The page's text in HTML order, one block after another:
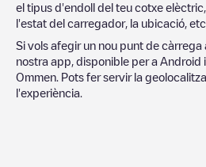
el tipus d'endoll del teu cotxe
l'estat del carregador, la ubicació, etc.
Si vols afegir un nou punt de càrrega
nostra app, disponible per a Android
Ommen . Pots fer servir la
l'experiència.